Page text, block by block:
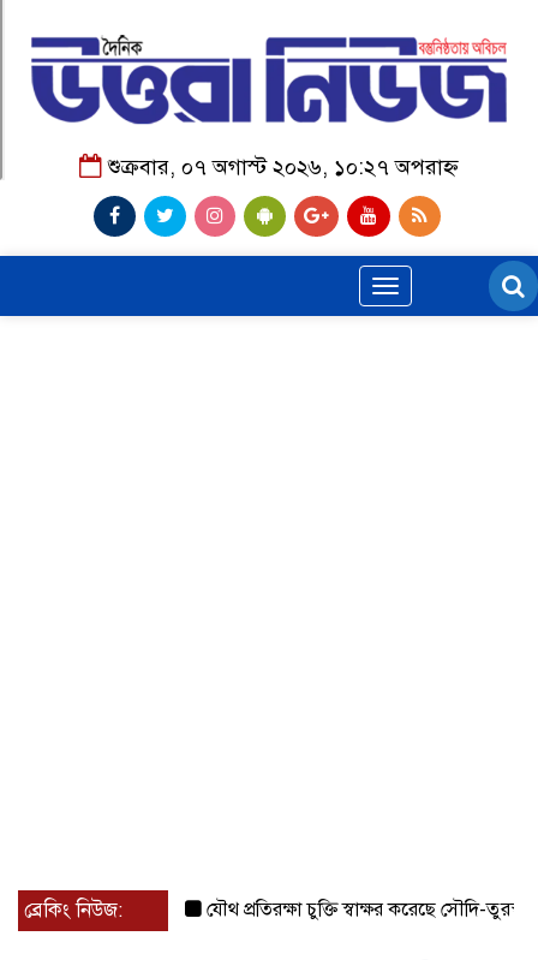
শুক্রবার, ০৭ অগাস্ট ২০২৬, ১০:২৭ অপরাহ্ন
Toggle
navigation
ব্রেকিং নিউজ: যৌথ প্রতিরক্ষা চুক্তি স্বাক্ষর করেছে সৌদি-তুরস্ক-